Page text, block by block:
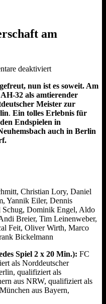
am
deaktiviertfür
–
Deutsche
Meisterschaft
am
Wochenende
in
nun ist es soweit. Am
32 als amtierender
Meister zur
. Ein tolles Erlebnis für
Endspielen in
auch in Berlin
Christian Lory, Daniel
Yannik Eiler, Dennis
Schug, Dominik Engel, Aldo
Breier, Tim Leinenweber,
Feit, Oliver Wirth, Marco
Bickelmann
Spiel 2 x 20 Min.): FC
als Norddeutscher
qualifiziert als
aus NRW, qualifiziert als
aus Bayern,